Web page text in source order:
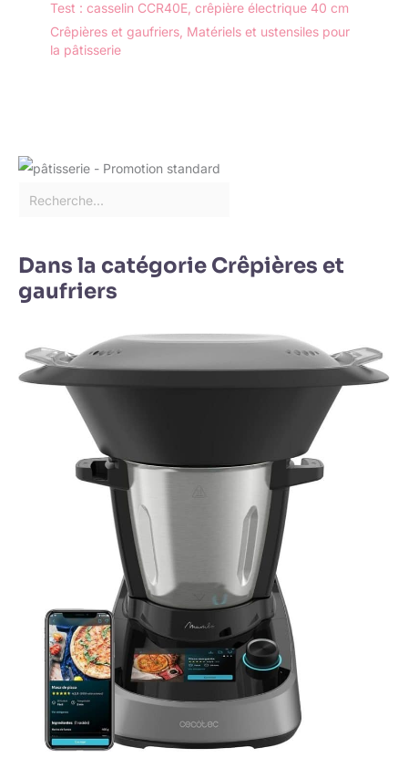
Test : casselin CCR40E, crêpière électrique 40 cm
Crêpières et gaufriers Matériels et ustensiles pour
la pâtisserie
Dans la catégorie Crêpières et
gaufriers